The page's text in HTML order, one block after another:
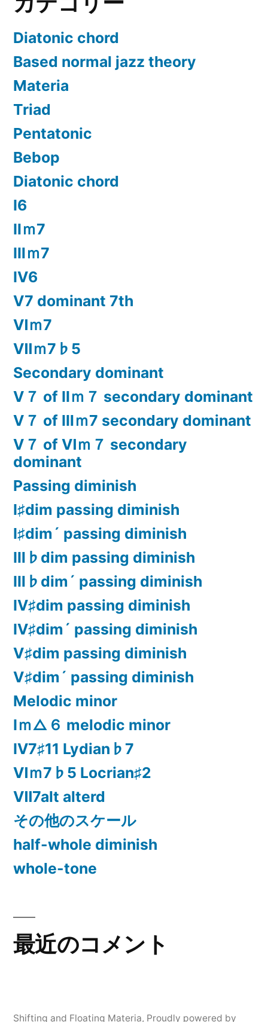
送
りDiatonic chord
Based normal jazz theory
Materia
Triad
Pentatonic
Bebop
Diatonic chord
Ⅰ6
Ⅱｍ7
Ⅲｍ7
Ⅳ6
Ⅴ7 dominant 7th
Ⅵｍ7
Ⅶｍ7♭5
Secondary dominant
Ⅴ７ of Ⅱｍ７ secondary dominant
Ⅴ７ of Ⅲｍ7 secondary dominant
Ⅴ７ of Ⅵｍ７ secondary
dominant
Passing diminish
Ⅰ♯dim passing diminish
Ⅰ♯dim´ passing diminish
Ⅲ♭dim passing diminish
Ⅲ♭dim´ passing diminish
Ⅳ♯dim passing diminish
Ⅳ♯dim´ passing diminish
Ⅴ♯dim passing diminish
Ⅴ♯dim´ passing diminish
Melodic minor
Ⅰｍ△６ melodic minor
Ⅳ7♯11 Lydian♭7
Ⅵｍ7♭5 Locrian♯2
Ⅶ7alt alterd
その他のスケール
half-whole diminish
whole-tone
最近のコメント
Shifting and Floating Materia, Proudly powered by